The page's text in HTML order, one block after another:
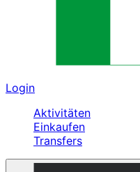
Login
Aktivitäten
Einkaufen
Transfers